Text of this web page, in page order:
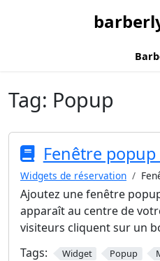
Tag: Popup
Fenêtre
Widgets de réservation
Ajoutez une fenêtre
apparaît au centre de
visiteurs cliquent sur un
Tags:
Widget Popup